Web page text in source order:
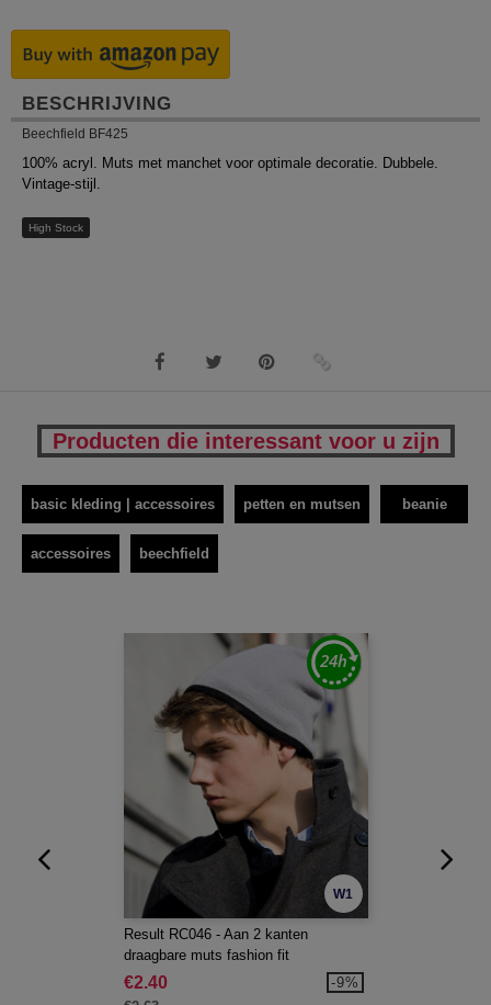
BESCHRIJVING
Beechfield BF425
100% acryl. Muts met manchet voor optimale decoratie. Dubbele.
Vintage-stijl.
High Stock
Producten die interessant voor u zijn
basic kleding | accessoires petten en mutsen beanie
accessoires beechfield
W1
Result RC046 - Aan 2 kanten
draagbare muts fashion fit
€2.40 -9%